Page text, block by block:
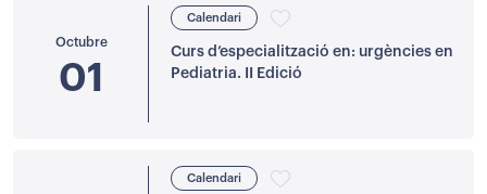
Octubre
01
Calendari
Curs d’especialització en: urgències en
Pediatria. II Edició
Calendari